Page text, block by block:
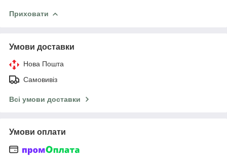
Приховати
Умови доставки
Нова Пошта
Самовивіз
Всі умови доставки
Умови оплати